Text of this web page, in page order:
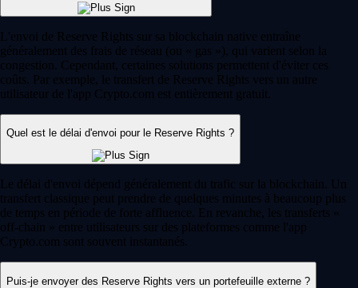
L'envoi de Reserve Rights sur sa blockchain native entraîne
généralement des frais de réseau (ou « gas »), qui varient selon la
congestion. Cependant, certaines solutions permettent d'éviter ces
coûts. Par exemple, le transfert de Reserve Rights vers un autre
utilisateur de l'app Crypto.com est entièrement gratuit.
Quel est le délai d'envoi pour le Reserve Rights ?
Le délai d'envoi dépend généralement du trafic sur la blockchain. Un
transfert classique peut prendre de quelques minutes à beaucoup plus
de temps en période de forte affluence. En revanche, les transferts «
off-chain » entre utilisateurs sur des plateformes comme l'app
Crypto.com sont souvent instantanés.
Puis-je envoyer des Reserve Rights vers un portefeuille externe ?